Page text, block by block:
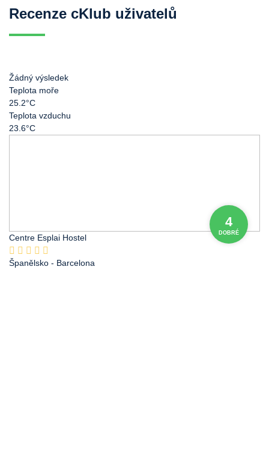
Recenze cKlub uživatelů
Žádný výsledek
Teplota moře
25.2°C
Teplota vzduchu
23.6°C
4
DOBRÉ
Centre Esplai Hostel
Španělsko - Barcelona